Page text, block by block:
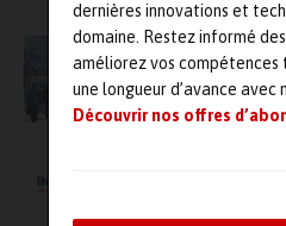
dernières innovations et
domaine. Restez informé
améliorez vos compétences
une longueur d’avance avec
Découvrir nos offres
Measurement
changent de
du 6 au 9